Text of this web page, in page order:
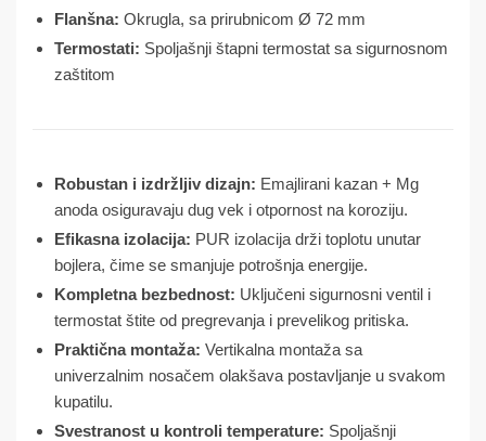
Flanšna: Okrugla, sa prirubnicom Ø 72 mm
Termostati: Spoljašnji štapni termostat sa sigurnosnom
zaštitom
Robustan i izdržljiv dizajn: Emajlirani kazan + Mg
anoda osiguravaju dug vek i otpornost na koroziju.
Efikasna izolacija: PUR izolacija drži toplotu unutar
bojlera, čime se smanjuje potrošnja energije.
Kompletna bezbednost: Uključeni sigurnosni ventil i
termostat štite od pregrevanja i prevelikog pritiska.
Praktična montaža: Vertikalna montaža sa
univerzalnim nosačem olakšava postavljanje u svakom
kupatilu.
Svestranost u kontroli temperature: Spoljašnji